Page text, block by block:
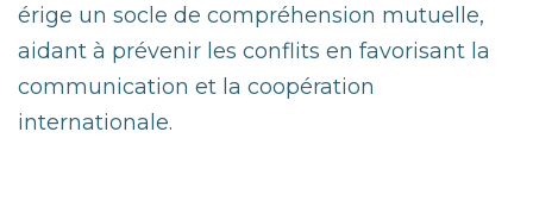
érige un socle de compréhension mutuelle,
aidant à prévenir les conflits en favorisant la
communication et la coopération
internationale.